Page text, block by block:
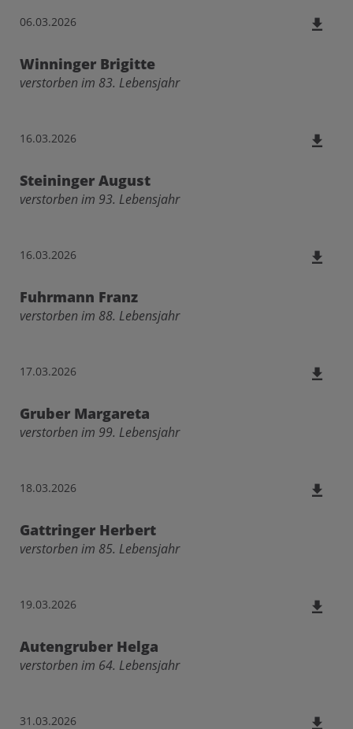
06.03.2026
Winninger Brigitte
verstorben im 83. Lebensjahr
16.03.2026
Steininger August
verstorben im 93. Lebensjahr
16.03.2026
Fuhrmann Franz
verstorben im 88. Lebensjahr
17.03.2026
Gruber Margareta
verstorben im 99. Lebensjahr
18.03.2026
Gattringer Herbert
verstorben im 85. Lebensjahr
19.03.2026
Autengruber Helga
verstorben im 64. Lebensjahr
31.03.2026